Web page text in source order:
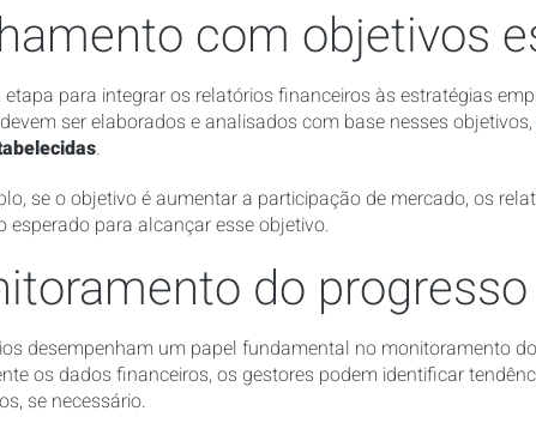
com objetivos
etapa para integrar os relatórios financeiros às estratégias
ser elaborados e analisados com base nesses objetivos,
.
se o objetivo é aumentar a participação de mercado, os
esperado para alcançar esse objetivo.
do progresso
desempenham um papel fundamental no monitoramento
os dados financeiros, os gestores podem identificar
se necessário.